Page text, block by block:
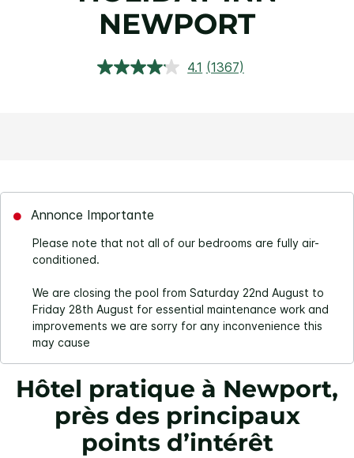
NEWPORT
4.1 Lire
(1367)
Annonce Importante
Please note that not all of our bedrooms are fully air-
conditioned.
We are closing the pool from Saturday 22nd August to
Friday 28th August for essential maintenance work and
improvements we are sorry for any inconvenience this
may cause
Hôtel pratique à Newport,
près des principaux
points d’intérêt